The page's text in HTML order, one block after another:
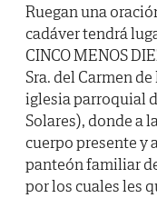
Ruegan una
cadáver tendrá
CINCO MENOS
Sra. del Carmen
iglesia parroquial
Solares), donde a
cuerpo presente y
panteón familiar
por los cuales les